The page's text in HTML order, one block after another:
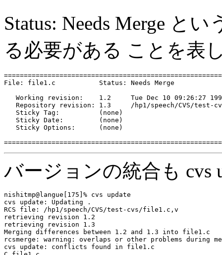
Status: Needs Merge と
る必要がある ことを表
File: file1.c           Status: Needs Merge
Working revision:    1.2     Tue Dec 10 09:26:27
Repository revision: 1.3     /hp1/speech/CVS/test-
   Sticky Tag:          (none)
   Sticky Date:         (none)
   Sticky Options:      (none)
バージョンの統合も cvs
nishitmp@langue[175]% cvs update
cvs update: Updating .
RCS file: /hp1/speech/CVS/test-cvs/file1.c,v
retrieving revision 1.2
retrieving revision 1.3
Merging differences between 1.2 and 1.3 into file1.c
rcsmerge: warning: overlaps or other problems during
cvs update: conflicts found in file1.c